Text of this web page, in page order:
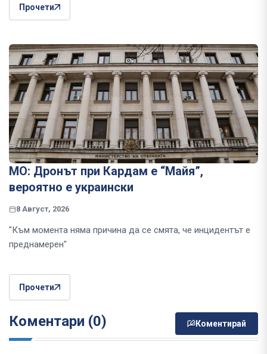
Прочети
МО: Дронът при Кардам е “Майя”,
вероятно е украински
8 Август, 2026
"Към момента няма причина да се смята, че инцидентът е
преднамерен"
Прочети
Коментари (0) Коментирай